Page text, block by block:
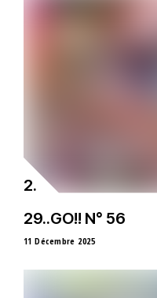
29..GO!! N° 56
11 Décembre 2025